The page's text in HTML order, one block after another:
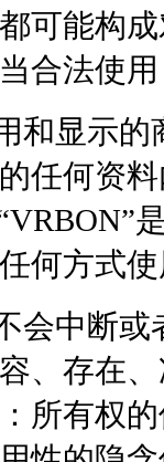
可能构
合法使
和显示
任何资
VRBON”
何方式
会中断
、存在
所有权